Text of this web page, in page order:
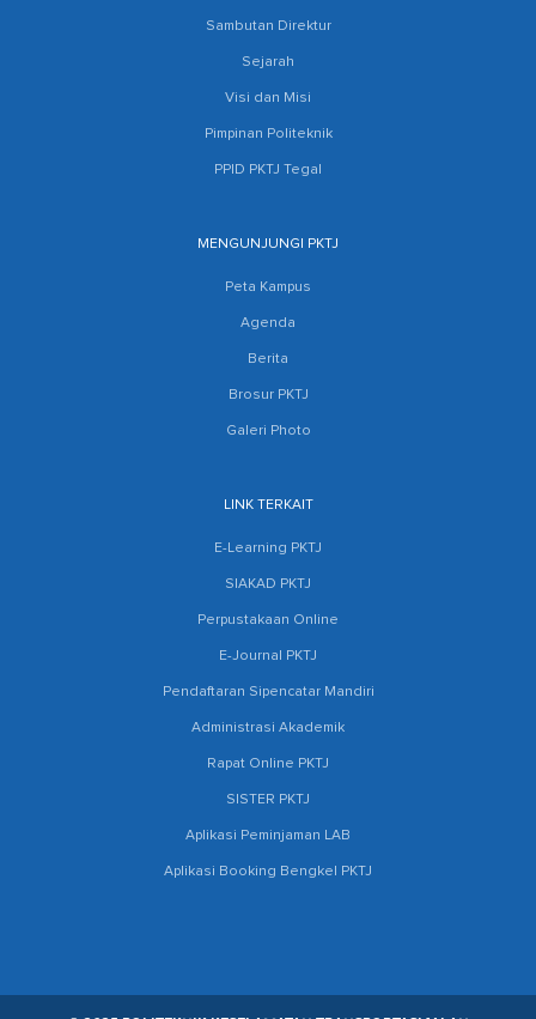
Sambutan Direktur
Sejarah
Visi dan Misi
Pimpinan Politeknik
PPID PKTJ Tegal
MENGUNJUNGI PKTJ
Peta Kampus
Agenda
Berita
Brosur PKTJ
Galeri Photo
LINK TERKAIT
E-Learning PKTJ
SIAKAD PKTJ
Perpustakaan Online
E-Journal PKTJ
Pendaftaran Sipencatar Mandiri
Administrasi Akademik
Rapat Online PKTJ
SISTER PKTJ
Aplikasi Peminjaman LAB
Aplikasi Booking Bengkel PKTJ